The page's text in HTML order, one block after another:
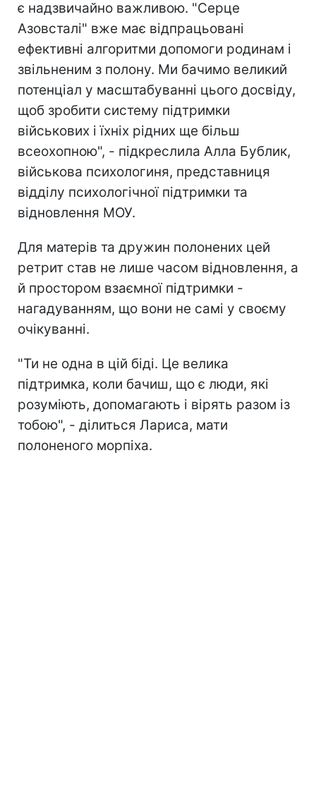
є надзвичайно важливою. "Серце
Азовсталі" вже має відпрацьовані
ефективні алгоритми допомоги родинам і
звільненим з полону. Ми бачимо великий
потенціал у масштабуванні цього досвіду,
щоб зробити систему підтримки
військових і їхніх рідних ще більш
всеохопною", - підкреслила Алла Бублик,
військова психологиня, представниця
відділу психологічної підтримки та
відновлення МОУ.
Для матерів та дружин полонених цей
ретрит став не лише часом відновлення, а
й простором взаємної підтримки -
нагадуванням, що вони не самі у своєму
очікуванні.
"Ти не одна в цій біді. Це велика
підтримка, коли бачиш, що є люди, які
розуміють, допомагають і вірять разом із
тобою", - ділиться Лариса, мати
полоненого морпіха.